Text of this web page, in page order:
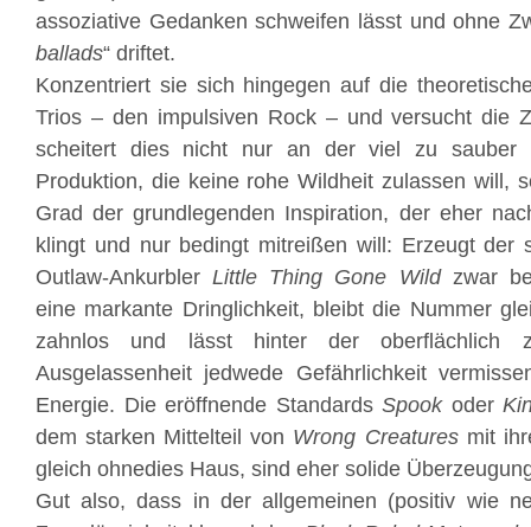
assoziative Gedanken schweifen lässt und ohne
ballads“ driftet.
Konzentriert sie sich hingegen auf die
Trios – den impulsiven Rock – und versucht die
scheitert dies nicht nur an der viel zu sauber
Produktion, die keine rohe Wildheit zulassen will,
Grad der grundlegenden Inspiration, der eher
klingt und nur bedingt mitreißen will: Erzeugt der
Outlaw-AnkurblerLittle Thing Gone Wildzwar
eine markante Dringlichkeit, bleibt die Nummer
zahnlos und lässt hinter der oberflächlich
Ausgelassenheit jedwede Gefährlichkeit
Energie. Die eröffnende Standards Spookoder
dem starken Mittelteil von Wrong Creaturesmit
gleich ohnedies Haus, sind eher solide
Gut also, dass in der allgemeinen (positiv wie